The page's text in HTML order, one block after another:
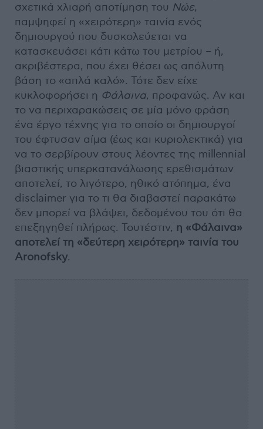
σχετικά χλιαρή αποτίμηση του Νώε,
παμψηφεί η «χειρότερη» ταινία ενός
δημιουργού που δυσκολεύεται να
κατασκευάσει κάτι κάτω του μετρίου – ή,
ακριβέστερα, που έχει θέσει ως απόλυτη
βάση το «απλά καλό». Τότε δεν είχε
κυκλοφορήσει η Φάλαινα, προφανώς. Αν και
το να περιχαρακώσεις σε μία μόνο φράση
ένα έργο τέχνης για το οποίο οι δημιουργοί
του έφτυσαν αίμα (έως και κυριολεκτικά) για
να το σερβίρουν στους λέοντες της millennial
βιαστικής υπερκατανάλωσης ερεθισμάτων
αποτελεί, το λιγότερο, ηθικό ατόπημα, ένα
disclaimer για το τι θα διαβαστεί παρακάτω
δεν μπορεί να βλάψει, δεδομένου του ότι θα
επεξηγηθεί πλήρως. Τουτέστιν, η «Φάλαινα»
αποτελεί τη «δεύτερη χειρότερη» ταινία του
Aronofsky.